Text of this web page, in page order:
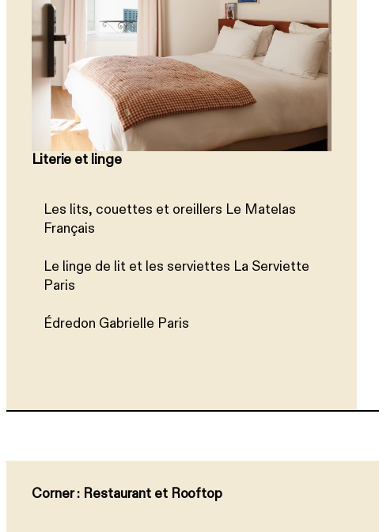
Literie et linge
Les lits, couettes et oreillers Le Matelas
Français
Le linge de lit et les serviettes La Serviette
Paris
Édredon Gabrielle Paris
Corner : Restaurant et Rooftop